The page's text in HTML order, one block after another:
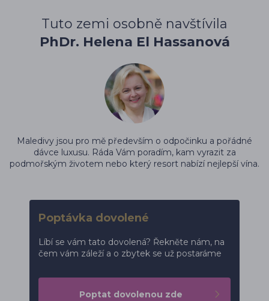
Tuto zemi osobně navštívila
PhDr. Helena El Hassanová
Maledivy jsou pro mě především o odpočinku a pořádné
dávce luxusu. Ráda Vám poradím, kam vyrazit za
podmořským životem nebo který resort nabízí nejlepší vína.
Poptávka dovolené
Líbí se vám tato dovolená? Řekněte nám, na
čem vám záleží a o zbytek se už postaráme
Poptat dovolenou zde